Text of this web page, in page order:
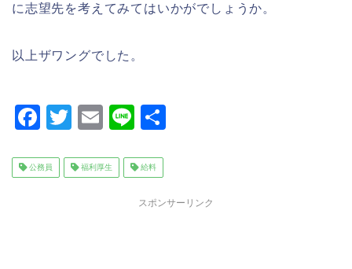
に志望先を考えてみてはいかがでしょうか。
以上ザワングでした。
F
c
T
tt
E
ai
Li
e
公務員 福利厚生 給料
スポンサーリンク